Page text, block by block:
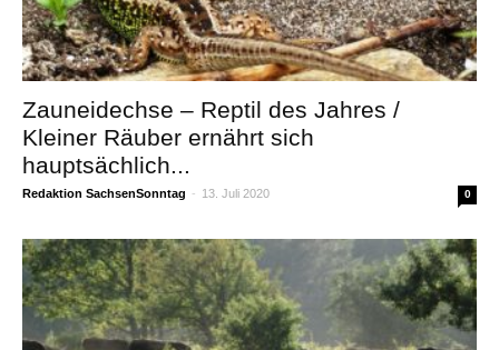
Zauneidechse – Reptil des Jahres /
Kleiner Räuber ernährt sich
hauptsächlich...
Redaktion SachsenSonntag - 13. Juli 2020 0